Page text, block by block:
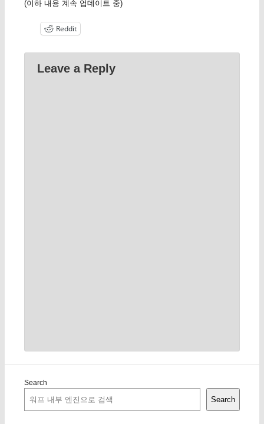
(이하 내용 계속 업데이트 중)
Reddit
Leave a Reply
Search
Search